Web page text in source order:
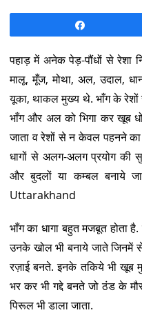
पहाड़ में अनेक पेड़-पौंधों से रेशा
मालू, मूँज, मोथा, अल, उदाल,
यूका, थाकल मुख्य थे. भाँग के रेशों
भाँग और अल को भिगा कर खूब
जाता व रेशों से न केवल पहनने
धागों से अलग-अलग प्रयोग की
और बुदलों या कम्बल बनाये
Uttarakhand
भाँग का धागा बहुत मजबूत होता
उनके खोल भी बनाये जाते जिनमें
रज़ाई बनते. इनके तकिये भी खूब
भर कर भी गद्दे बनते जो ठंड के
पिरूल भी डाला जाता.